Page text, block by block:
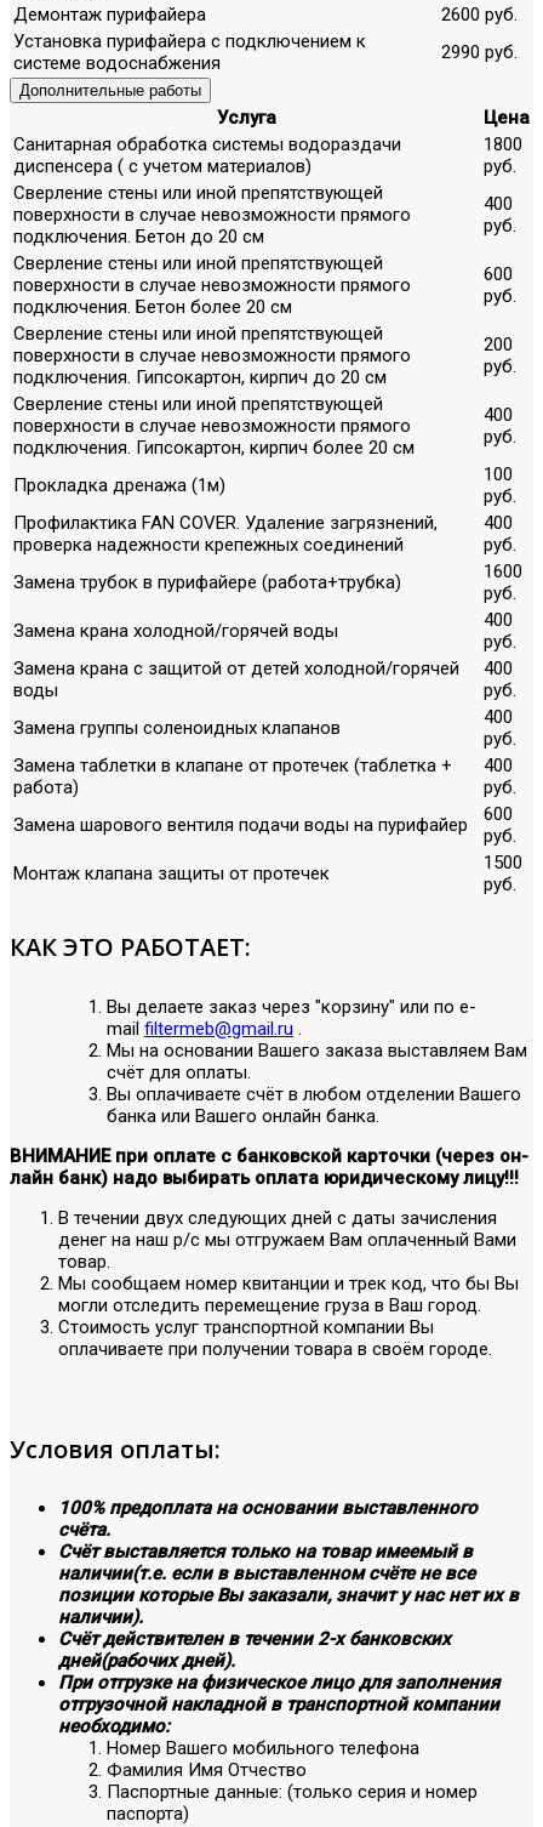
Демонтаж пурифайера
2600 руб.
Установка пурифайера с подключением к
системе водоснабжения
2990 руб.
Дополнительные работы
Услуга
Цена
Санитарная обработка системы водораздачи
диспенсера ( с учетом материалов)
1800
руб.
Сверление стены или иной препятствующей
поверхности в случае невозможности прямого
подключения. Бетон до 20 см
400
руб.
Сверление стены или иной препятствующей
поверхности в случае невозможности прямого
подключения. Бетон более 20 см
600
руб.
Сверление стены или иной препятствующей
поверхности в случае невозможности прямого
подключения. Гипсокартон, кирпич до 20 см
200
руб.
Сверление стены или иной препятствующей
поверхности в случае невозможности прямого
подключения. Гипсокартон, кирпич более 20 см
400
руб.
Прокладка дренажа (1м)
100
руб.
Профилактика FAN COVER. Удаление загрязнений,
проверка надежности крепежных соединений
400
руб.
Замена трубок в пурифайере (работа+трубка)
1600
руб.
Замена крана холодной/горячей воды
400
руб.
Замена крана с защитой от детей холодной/горячей
воды
400
руб.
Замена группы соленоидных клапанов
400
руб.
Замена таблетки в клапане от протечек (таблетка +
работа)
400
руб.
Замена шарового вентиля подачи воды на пурифайер
600
руб.
Монтаж клапана защиты от протечек
1500
руб.
КАК ЭТО РАБОТАЕТ:
Вы делаете заказ через "корзину" или по е-
mail filtermeb@gmail.ru .
Мы на основании Вашего заказа выставляем Вам
счёт для оплаты.
Вы оплачиваете счёт в любом отделении Вашего
банка или Вашего онлайн банка.
ВНИМАНИЕ при оплате с банковской карточки (через он-
лайн банк) надо выбирать оплата юридическому лицу!!!
В течении двух следующих дней с даты зачисления
денег на наш р/с мы отгружаем Вам оплаченный Вами
товар.
Мы сообщаем номер квитанции и трек код, что бы Вы
могли отследить перемещение груза в Ваш город.
Стоимость услуг транспортной компании Вы
оплачиваете при получении товара в своём городе.
Условия оплаты:
100% предоплата на основании выставленного
счёта.
Счёт выставляется только на товар имеемый в
наличии(т.е. если в выставленном счёте не все
позиции которые Вы заказали, значит у нас нет их в
наличии).
Счёт действителен в течении 2-х банковских
дней(рабочих дней).
При отгрузке на физическое лицо для заполнения
отгрузочной накладной в транспортной компании
необходимо:
Номер Вашего мобильного телефона
Фамилия Имя Отчество
Паспортные данные: (только серия и номер
паспорта)